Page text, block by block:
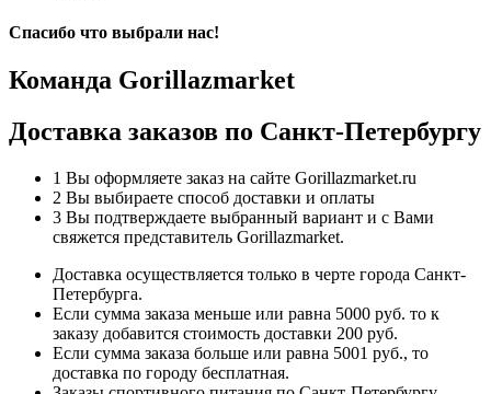
Спасибо что выбрали нас!
Команда Gorillazmarket
Доставка заказов по Санкт-Петербургу
1 Вы оформляете заказ на сайте Gorillazmarket.ru
2 Вы выбираете способ доставки и оплаты
3 Вы подтверждаете выбранный вариант и с Вами
свяжется представитель Gorillazmarket.
Доставка осуществляется только в черте города Санкт-
Петербурга.
Если сумма заказа меньше или равна 5000 руб. то к
заказу добавится стоимость доставки 200 руб.
Если сумма заказа больше или равна 5001 руб., то
доставка по городу бесплатная.